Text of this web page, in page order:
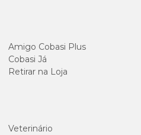
Amigo Cobasi Plus
Cobasi Já
Retirar na Loja
Veterinário